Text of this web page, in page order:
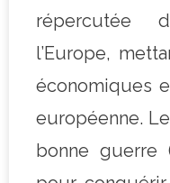
répercutée
l’Europe,
économiques
européenne.
bonne guerre